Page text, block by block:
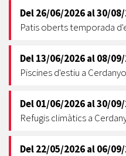
Del26/06/2026al30/
Patis oberts temporada
Del13/06/2026al08/
Piscines d'estiu a
Del01/06/2026al30/
Refugis climàtics a
Del22/05/2026al06/